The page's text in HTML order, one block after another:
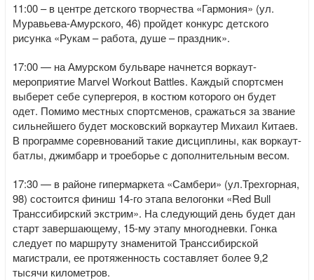
11:00 – в центре детского творчества «Гармония» (ул.
Муравьева-Амурского, 46) пройдет конкурс детского
рисунка «Рукам – работа, душе – праздник».
17:00 — на Амурском бульваре начнется воркаут-
мероприятие Marvel Workout Battles. Каждый спортсмен
выберет себе супергероя, в костюм которого он будет
одет. Помимо местных спортсменов, сражаться за звание
сильнейшего будет московский воркаутер Михаил Китаев.
В программе соревнований такие дисциплины, как воркаут-
батлы, джимбарр и троеборье с дополнительным весом.
17:30 — в районе гипермаркета «Самбери» (ул.Трехгорная,
98) состоится финиш 14-го этапа велогонки «Red Bull
Транссибирский экстрим». На следующий день будет дан
старт завершающему, 15-му этапу многодневки. Гонка
следует по маршруту знаменитой Транссибирской
магистрали, ее протяженность составляет более 9,2
тысячи километров.